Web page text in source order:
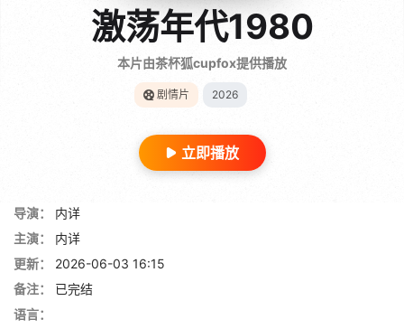
激荡年代1980
本片由茶杯狐cupfox提供播放
剧情片 2026
立即播放
导演：
内详
主演：
内详
更新：
2026-06-03 16:15
备注：
已完结
语言：